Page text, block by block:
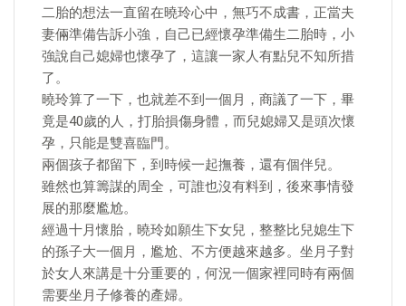
二胎的想法一直留在曉玲心中，無巧不成書，正當夫
妻倆準備告訴小強，自己已經懷孕準備生二胎時，小
強說自己媳婦也懷孕了，這讓一家人有點兒不知所措
了。
曉玲算了一下，也就差不到一個月，商議了一下，畢
竟是40歲的人，打胎損傷身體，而兒媳婦又是頭次懷
孕，只能是雙喜臨門。
兩個孩子都留下，到時候一起撫養，還有個伴兒。
雖然也算籌謀的周全，可誰也沒有料到，後來事情發
展的那麼尷尬。
經過十月懷胎，曉玲如願生下女兒，整整比兒媳生下
的孫子大一個月，尷尬、不方便越來越多。坐月子對
於女人來講是十分重要的，何況一個家裡同時有兩個
需要坐月子修養的產婦。